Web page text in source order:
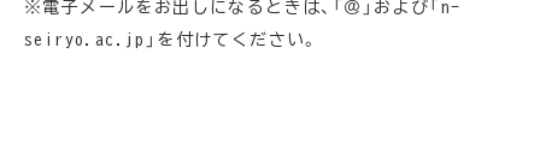
※電子メールをお出しになるときは、「＠」および「n-
seiryo.ac.jp」を付けてください。